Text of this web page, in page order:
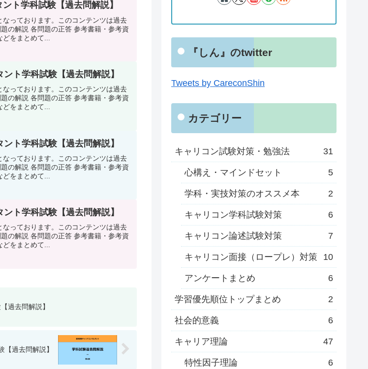
ト学科試験【過去問解説】
っております。このコンテンツは過去
の解説 各問題の正答 参考書籍・参考資
をまとめて...
ト学科試験【過去問解説】
っております。このコンテンツは過去
の解説 各問題の正答 参考書籍・参考資
どをまとめて...
ト学科試験【過去問解説】
っております。このコンテンツは過去
の解説 各問題の正答 参考書籍・参考資
をまとめて...
ト学科試験【過去問解説】
っております。このコンテンツは過去
の解説 各問題の正答 参考書籍・参考資
どをまとめて...
過去問解説】
【過去問解説】
『しん』のtwitter
Tweets by CareconShin
カテゴリー
キャリコン試験対策・勉強法 31
心構え・マインドセット 5
学科・実技対策のオススメ本 2
キャリコン学科試験対策 6
キャリコン論述試験対策 7
キャリコン面接（ロープレ）対策 10
アンケートまとめ 6
学習優先順位トップまとめ 2
社会的意義 6
キャリア理論 47
特性因子理論 6